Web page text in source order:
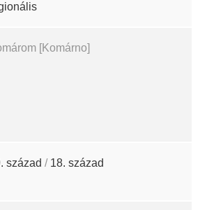
[Komárno]
század / 18. század